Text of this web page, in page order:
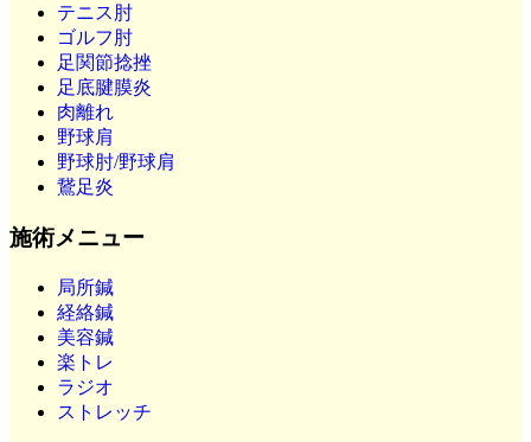
テニス肘
ゴルフ肘
足関節捻挫
足底腱膜炎
肉離れ
野球肩
野球肘/野球肩
鵞足炎
施術メニュー
局所鍼
経絡鍼
美容鍼
楽トレ
ラジオ
ストレッチ